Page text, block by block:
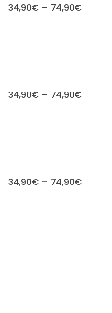
34,90€ – 74,90€
34,90€ – 74,90€
34,90€ – 74,90€